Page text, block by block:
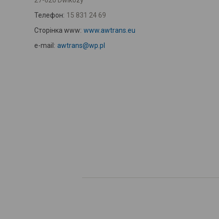
Телефон: 15 831 24 69
Сторінка www: www.awtrans.eu
e-mail: awtrans@wp.pl